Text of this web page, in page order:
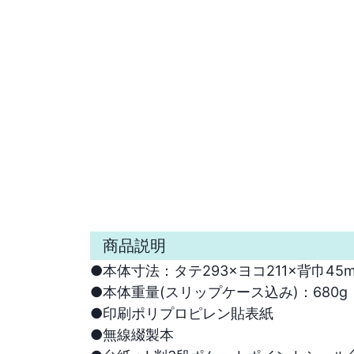
商品説明
●本体寸法：タテ293×ヨコ211×背巾
●本体重量(スリップケース込み)：680g
●印刷ポリプロピレン貼表紙
●無線綴製本